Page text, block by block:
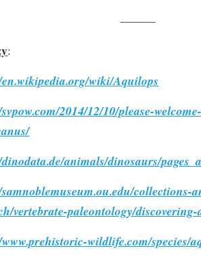
———
:
wiki/Aquilops
2014/12/10/please-
animals/dinosaurs/
collections-
vertebrate-paleontology/
wildlife.com/species/